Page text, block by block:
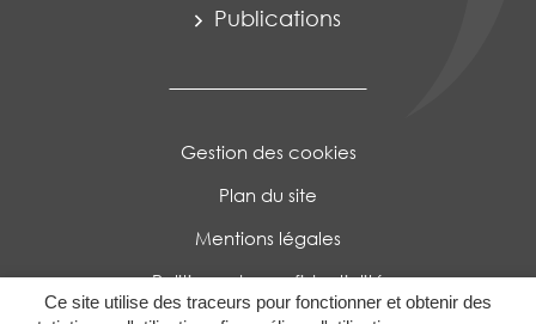
Ce site utilise des traceurs pour fonctionner et obtenir des
Publications
Gestion des cookies
Plan du site
Mentions légales
Politique de confidentialité